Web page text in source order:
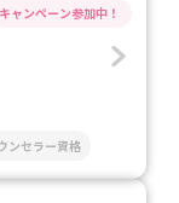
ンセラー資格